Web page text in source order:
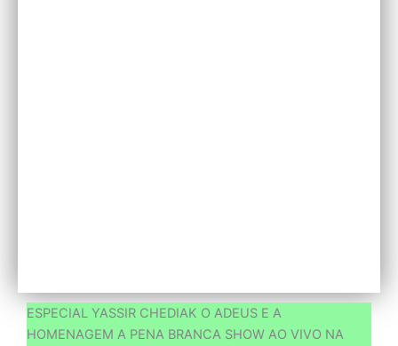
ESPECIAL YASSIR CHEDIAK O ADEUS E A
HOMENAGEM A PENA BRANCA SHOW AO VIVO NA